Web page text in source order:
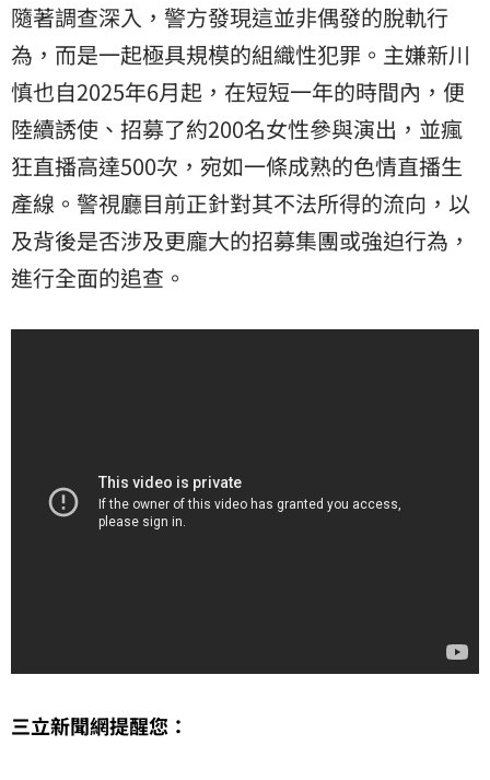
隨著調查深入，警方發現這並非偶發的脫軌行
為，而是一起極具規模的組織性犯罪。主嫌新川
慎也自2025年6月起，在短短一年的時間內，便
陸續誘使、招募了約200名女性參與演出，並瘋
狂直播高達500次，宛如一條成熟的色情直播生
產線。警視廳目前正針對其不法所得的流向，以
及背後是否涉及更龐大的招募集團或強迫行為，
進行全面的追查。
三立新聞網提醒您：